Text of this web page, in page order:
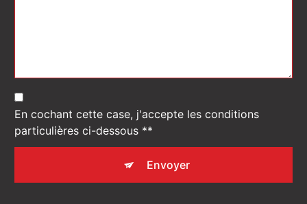
En cochant cette case, j'accepte les conditions
particulières ci-dessous **
Envoyer